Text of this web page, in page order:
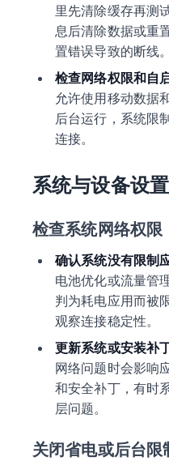
里先清除缓存再测
息后清除数据或重
置错误导致的断线。
检查网络权限和自
允许使用移动数据
后台运行，系统限
连接。
系统与设备设
检查系统网络权限
确认系统没有限制
电池优化或流量管
判为耗电应用而被
观察连接稳定性。
更新系统或安装补
网络问题时会影响
和安全补丁，有时
层问题。
关闭省电或后台限